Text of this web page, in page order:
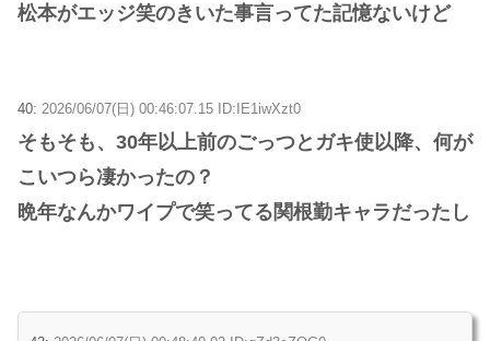
松本がエッジ笑のきいた事言ってた記憶ないけど
40: 2026/06/07(日) 00:46:07.15 ID:IE1iwXzt0
そもそも、30年以上前のごっつとガキ使以降、何が
こいつら凄かったの？
晩年なんかワイプで笑ってる関根勤キャラだったし